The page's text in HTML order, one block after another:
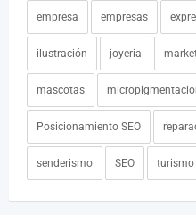
empresa empresas
ilustración joyeria
mascotas
Posicionamiento SEO
senderismo SEO turismo